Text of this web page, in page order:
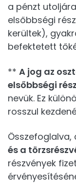
a pénzt
elsőbbségi
kerültek),
befektetett
** A jog az
elsőbbségi
nevük. Ez
rosszul
Összefoglalva,
és a
részvények